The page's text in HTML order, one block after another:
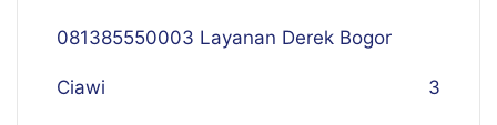
081385550003 Layanan Derek Bogor
Ciawi 3